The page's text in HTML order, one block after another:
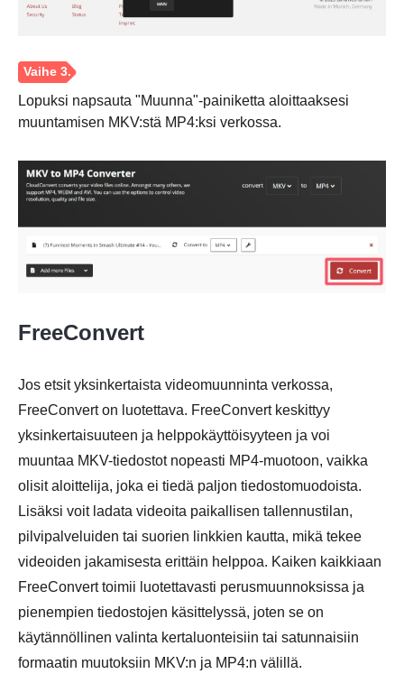
Lopuksi napsauta "Muunna"-painiketta aloittaaksesi
muuntamisen MKV:stä MP4:ksi verkossa.
FreeConvert
Jos etsit yksinkertaista videomuunninta verkossa,
FreeConvert on luotettava. FreeConvert keskittyy
yksinkertaisuuteen ja helppokäyttöisyyteen ja voi
muuntaa MKV-tiedostot nopeasti MP4-muotoon, vaikka
olisit aloittelija, joka ei tiedä paljon tiedostomuodoista.
Lisäksi voit ladata videoita paikallisen tallennustilan,
pilvipalveluiden tai suorien linkkien kautta, mikä tekee
videoiden jakamisesta erittäin helppoa. Kaiken kaikkiaan
FreeConvert toimii luotettavasti perusmuunnoksissa ja
pienempien tiedostojen käsittelyssä, joten se on
käytännöllinen valinta kertaluonteisiin tai satunnaisiin
formaatin muutoksiin MKV:n ja MP4:n välillä.